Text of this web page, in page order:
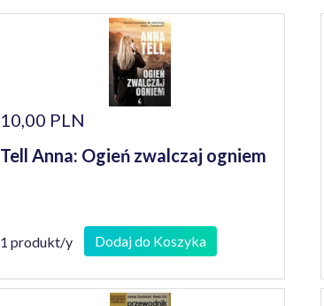
10,00 PLN
Tell Anna: Ogień zwalczaj ogniem
1 produkt/y Dodaj do Koszyka